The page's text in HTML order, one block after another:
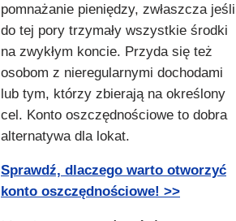
pomnażanie pieniędzy, zwłaszcza jeśli
do tej pory trzymały wszystkie środki
na zwykłym koncie. Przyda się też
osobom z nieregularnymi dochodami
lub tym, którzy zbierają na określony
cel. Konto oszczędnościowe to dobra
alternatywa dla lokat.
Sprawdź, dlaczego warto otworzyć
konto oszczędnościowe! >>